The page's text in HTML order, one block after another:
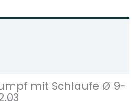
mit Schlaufe Ø 9-